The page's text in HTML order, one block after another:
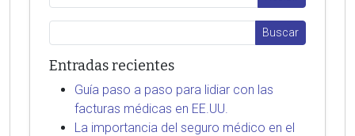
Entradas recientes
Guía paso a paso para lidiar con las
facturas médicas en EE.UU.
La importancia del seguro médico en el